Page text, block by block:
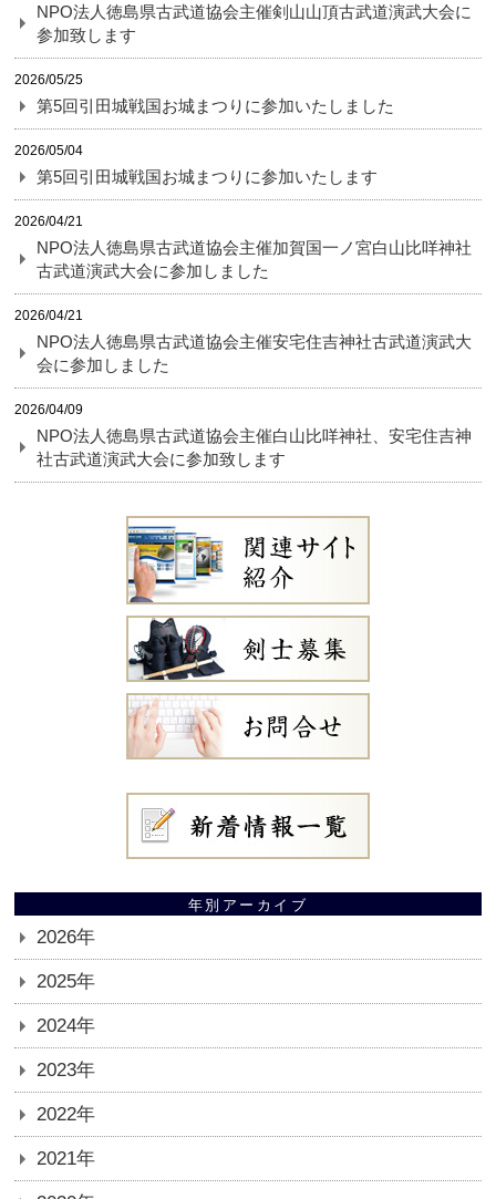
NPO法人徳島県古武道協会主催剣山山頂古武道演武大会に
参加致します
2026/05/25
第5回引田城戦国お城まつりに参加いたしました
2026/05/04
第5回引田城戦国お城まつりに参加いたします
2026/04/21
NPO法人徳島県古武道協会主催加賀国一ノ宮白山比咩神社
古武道演武大会に参加しました
2026/04/21
NPO法人徳島県古武道協会主催安宅住吉神社古武道演武大
会に参加しました
2026/04/09
NPO法人徳島県古武道協会主催白山比咩神社、安宅住吉神
社古武道演武大会に参加致します
年別アーカイブ
2026年
2025年
2024年
2023年
2022年
2021年